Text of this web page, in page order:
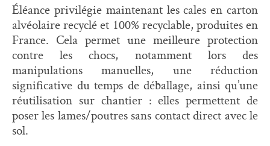
Éléance privilégie maintenant les cales en carton
alvéolaire recyclé et 100% recyclable, produites en
France. Cela permet une meilleure protection
contre les chocs, notamment lors des
manipulations manuelles, une réduction
significative du temps de déballage, ainsi qu’une
réutilisation sur chantier : elles permettent de
poser les lames/poutres sans contact direct avec le
sol.